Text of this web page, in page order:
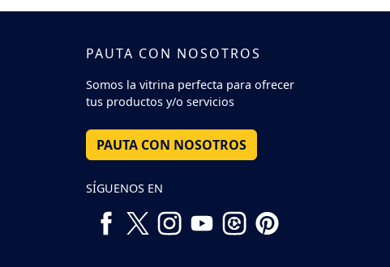
PAUTA CON NOSOTROS
Somos la vitrina perfecta para ofrecer
tus productos y/o servicios
PAUTA CON NOSOTROS
SÍGUENOS EN